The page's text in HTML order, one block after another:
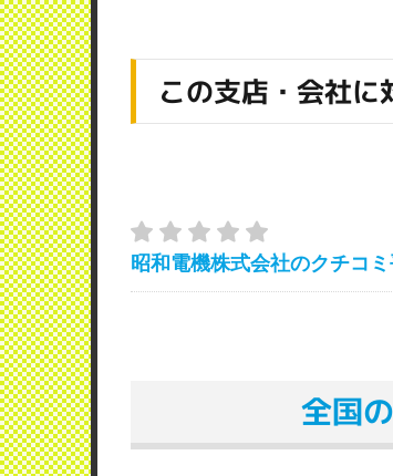
この支店・会社
昭和電機株式会社のクチコ
全国